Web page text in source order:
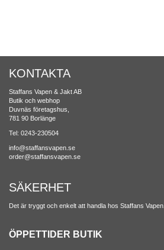
KONTAKTA
Staffans Vapen & Jakt AB
Butik och webhop
Duvnäs företagshus,
781 90 Borlänge
Tel: 0243-230504
info@staffansvapen.se
order@staffansvapen.se
SÄKERHET
Det är tryggt och enkelt att handla hos Staffans Vapen.
ÖPPETTIDER BUTIK